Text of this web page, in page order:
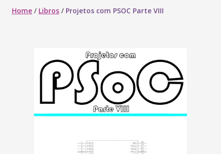
Home / Libros / Projetos com PSOC Parte VIII